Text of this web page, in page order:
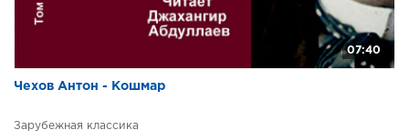
07:40
Чехов Антон - Кошмар
Зарубежная классика